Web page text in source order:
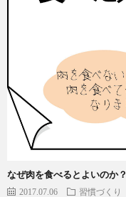
なぜ肉を食べるとよいのか？
2017.07.06 習慣づくり